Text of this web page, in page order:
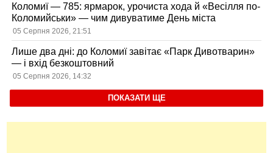
Коломиї — 785: ярмарок, урочиста хода й «Весілля по-
Коломийськи» — чим дивуватиме День міста
05 Серпня 2026, 21:51
Лише два дні: до Коломиї завітає «Парк Дивотварин»
— і вхід безкоштовний
05 Серпня 2026, 14:32
ПОКАЗАТИ ЩЕ